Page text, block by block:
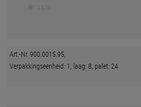
Art.-Nr. 900.0015.95,
Verpakkingseenheid: 1, laag: 8, palet: 24